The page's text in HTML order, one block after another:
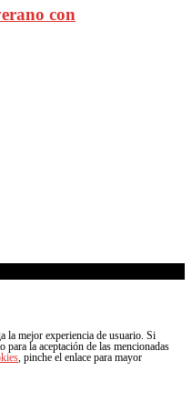
con
la mejor experiencia de usuario. Si
para la aceptación de las mencionadas
, pinche el enlace para mayor